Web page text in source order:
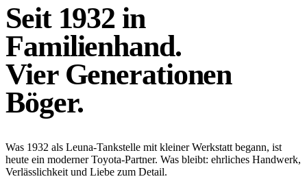
Seit 1932 in
Familienhand.
Vier Generationen
Böger.
Was 1932 als Leuna-Tankstelle mit kleiner Werkstatt begann, ist
heute ein moderner Toyota-Partner. Was bleibt: ehrliches Handwerk,
Verlässlichkeit und Liebe zum Detail.